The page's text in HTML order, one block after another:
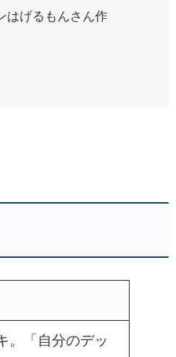
はげるもんさん作
。「自分のデッ